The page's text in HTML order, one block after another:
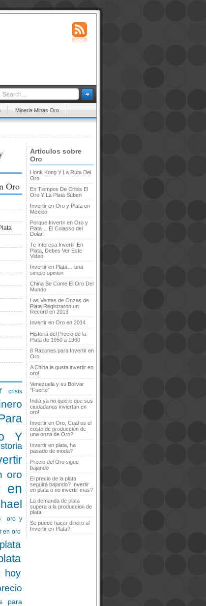
Mineria Minas Oro
Oro
crisis
Y
oro
en
oro y
en oro
hoy
para
Articulos sobre
Oro
Honk Kong Y La Ruta Del
Oro
En Tiempos De Crisis El
Oro Y La Plata Suben
Invertir en Oro y Plata en
Mexico
Porque Invertir en Oro y
Plata… El Colapso del
Dolar
Te Interesa Invertir En
Plata, Debes Ver Este
Video
Invertir en Plata… una
simple opinion
China Se Come El Oro Del
Mundo
Las Ventas de Onzas de
Plata Registraron un
Record en 2013
Invertir en Oro en 2014
Historia del Precio de la
Plata de 1950 a 1960
8 Razones para Invertir en
Oro
A China la gusta invertir en
oro!
Venezuela y su Bolivar
“Fuerte”
India ya no quiere que sus
ciudadanos inviertan en
oro!
Invertir en Oro, Cual es el
costo de producción de
una onza de Oro?
Invertir en plata, ha
pasado de moda?
Precio del Oro sigue
bajando
El precio de la plata
seguirá bajando? Invertir
en plata o no invertir mas?
La demanda de plata
supera a la produccion de
plata
Se puede hacer dinero al
Invertir en Plata?